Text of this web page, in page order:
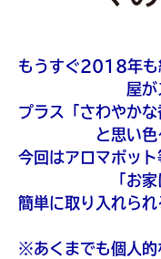
もうすぐ2018年も
屋が
プラス「さわやかな
と思い色
今回はアロマポッ
「お
簡単に取り入れら
※あくまでも個人的